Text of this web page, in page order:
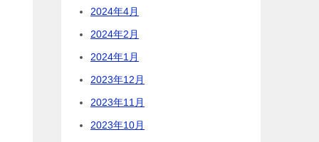
2024年4月
2024年2月
2024年1月
2023年12月
2023年11月
2023年10月